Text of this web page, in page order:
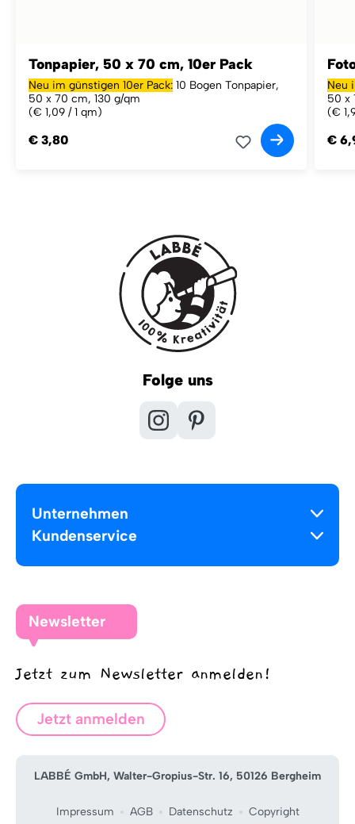
Tonpapier, 50 x 70 cm, 10er Pack
Neu im günstigen 10er Pack: 10 Bogen Tonpapier,
50 x 70 cm, 130 g/qm
(€ 1,09 / 1 qm)
€ 3,80
Neu
50 x
(€
€
Folge uns
Unternehmen
Kundenservice
Newsletter
Jetzt zum Newsletter anmelden!
Jetzt anmelden
LABBÉ GmbH, Walter-Gropius-Str. 16, 50126 Bergheim
Impressum AGB Datenschutz Copyright